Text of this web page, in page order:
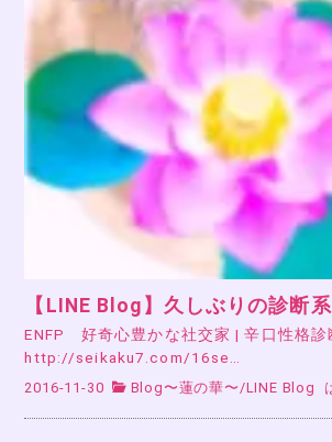
【LINE Blog】久しぶりの診断系
ENFP 好奇心豊かな社交家 | 辛口性格診
http://seikaku7.com/16se…
2016-11-30 Blog〜蓮の華〜/LINE Blog